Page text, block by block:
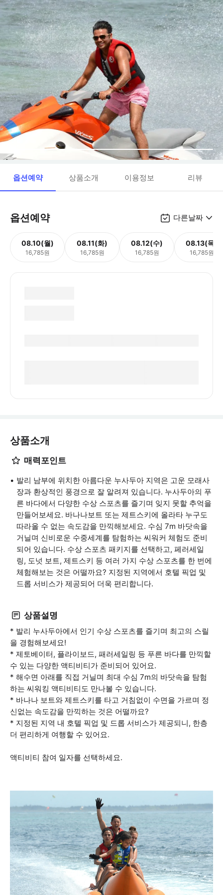
옵션예약 상품소개 이용정보 리뷰
옵션예약 다른날짜
08.10(월)
16,785원
08.11(화)
16,785원
08.12(수)
16,785원
08.13(목)
16,785원
상품소개
매력포인트
발리 남부에 위치한 아름다운 누사두아 지역은 고운 모래사
장과 환상적인 풍경으로 잘 알려져 있습니다. 누사두아의 푸
른 바다에서 다양한 수상 스포츠를 즐기며 잊지 못할 추억을
만들어보세요. 바나나보트 또는 제트스키에 올라타 누구도
따라올 수 없는 속도감을 만끽해보세요. 수심 7m 바닷속을
거닐며 신비로운 수중세계를 탐험하는 씨워커 체험도 준비
되어 있습니다. 수상 스포츠 패키지를 선택하고, 페러세일
링, 도넛 보트, 제트스키 등 여러 가지 수상 스포츠를 한 번에
체험해보는 것은 어떨까요? 지정된 지역에서 호텔 픽업 및
드롭 서비스가 제공되어 더욱 편리합니다.
상품설명
* 발리 누사두아에서 인기 수상 스포츠를 즐기며 최고의 스릴
을 경험해보세요!
* 제토베이터, 플라이보드, 패러세일링 등 푸른 바다를 만끽할
수 있는 다양한 액티비티가 준비되어 있어요.
* 해수면 아래를 직접 거닐며 최대 수심 7m의 바닷속을 탐험
하는 씨워킹 액티비티도 만나볼 수 있습니다.
* 바나나 보트와 제트스키를 타고 거침없이 수면을 가르며 정
신없는 속도감을 만끽하는 것은 어떨까요?
* 지정된 지역 내 호텔 픽업 및 드롭 서비스가 제공되니, 한층
더 편리하게 여행할 수 있어요.
액티비티 참여 일자를 선택하세요.